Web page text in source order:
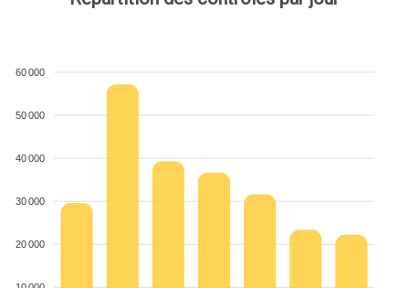
60 000
50 000
40 000
30 000
20 000